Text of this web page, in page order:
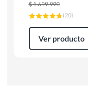
$1.699.990
(20)
Ver producto